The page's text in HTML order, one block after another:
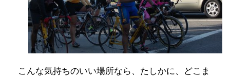
こんな気持ちのいい場所なら、たしかに、どこま